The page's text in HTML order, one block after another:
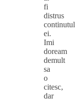
fi
distrus
continutul
ei.
Imi
doream
demult
sa
o
citesc,
dar